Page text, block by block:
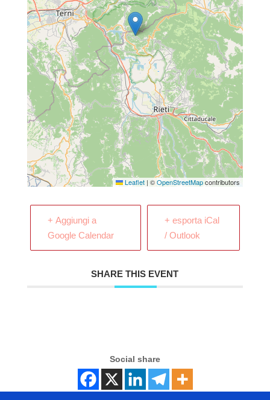
Leaflet | ©OpenStreetMapcontributors
+ Aggiungi a
Google Calendar
+ esporta iCal
/ Outlook
SHARE THIS EVENT
Social share